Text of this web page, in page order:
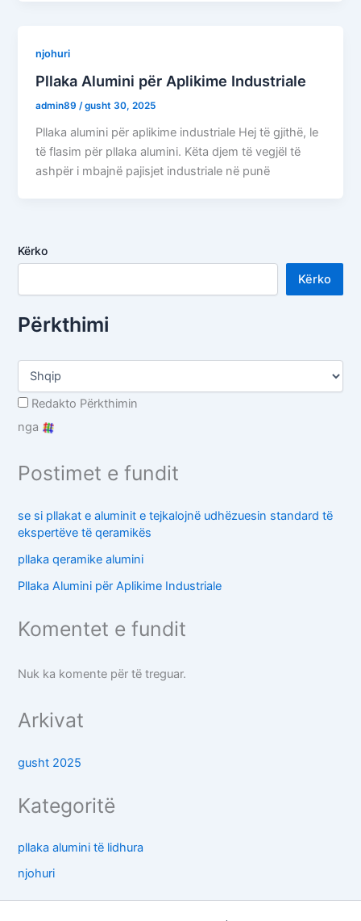
njohuri
Pllaka Alumini për Aplikime Industriale
admin89/gusht 30, 2025
Pllaka alumini për aplikime industriale Hej të gjithë, le
të flasim për pllaka alumini. Këta djem të vegjël të
ashpër i mbajnë pajisjet industriale në punë
Kërko
Kërko
Përkthimi
Redakto Përkthimin
nga
Postimet e fundit
se si pllakat e aluminit e tejkalojnë udhëzuesin standard të
ekspertëve të qeramikës
pllaka qeramike alumini
Pllaka Alumini për Aplikime Industriale
Komentet e fundit
Nuk ka komente për të treguar.
Arkivat
gusht 2025
Kategoritë
pllaka alumini të lidhura
njohuri